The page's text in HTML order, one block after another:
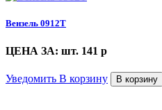
Вензель 0912Т
ЦЕНА ЗА: шт. 141 p
Уведомить В корзину В корзину